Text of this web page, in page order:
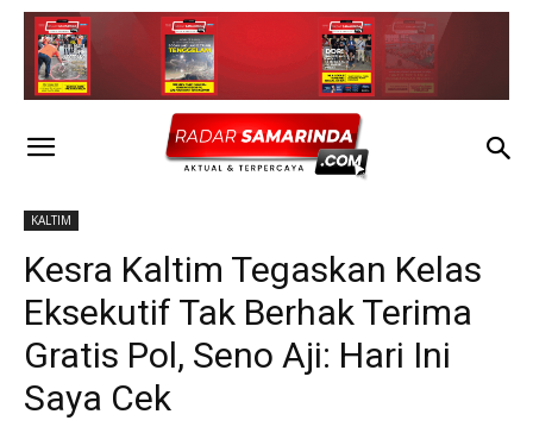
KALTIM
Kesra Kaltim Tegaskan Kelas
Eksekutif Tak Berhak Terima
Gratis Pol, Seno Aji: Hari Ini
Saya Cek